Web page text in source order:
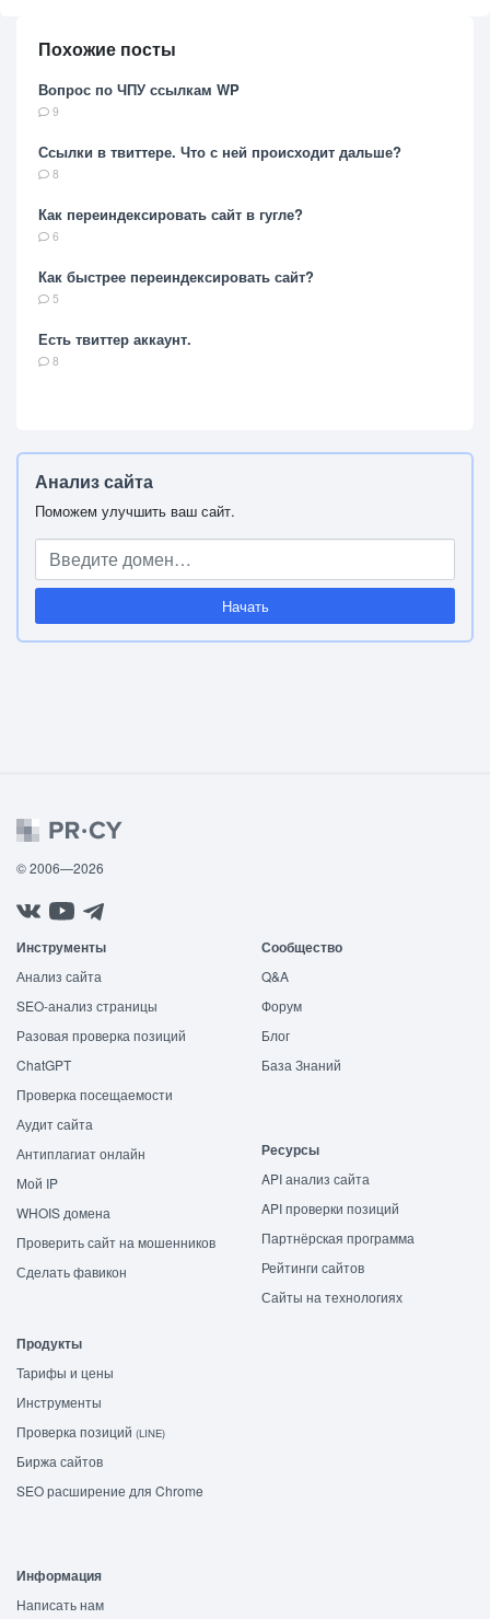
Похожие посты
Вопрос по ЧПУ ссылкам WP
9
Ссылки в твиттере. Что с ней происходит дальше?
8
Как переиндексировать сайт в гугле?
6
Как быстрее переиндексировать сайт?
5
Есть твиттер аккаунт.
8
Анализ сайта
Поможем улучшить ваш сайт.
Начать
© 2006—2026
Инструменты
Анализ сайта
SEO-анализ страницы
Разовая проверка позиций
ChatGPT
Проверка посещаемости
Аудит сайта
Антиплагиат онлайн
Мой IP
WHOIS домена
Проверить сайт на мошенников
Сделать фавикон
Сообщество
Q&A
Форум
Блог
База Знаний
Ресурсы
API анализ сайта
API проверки позиций
Партнёрская программа
Рейтинги сайтов
Сайты на технологиях
Продукты
Тарифы и цены
Инструменты
Проверка позиций (LINE)
Биржа сайтов
SEO расширение для Chrome
Информация
Написать нам